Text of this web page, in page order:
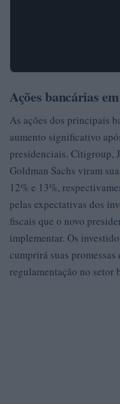
Ações bancárias
As ações dos principais
aumento significativo
presidenciais. Citigroup,
Goldman Sachs viram
12% e 13%,
pelas expectativas dos
fiscais que o novo
implementar. Os
cumprirá suas
regulamentação no setor